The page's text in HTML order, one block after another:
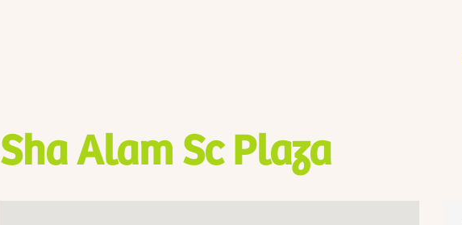
Sha Alam Sc Plaza